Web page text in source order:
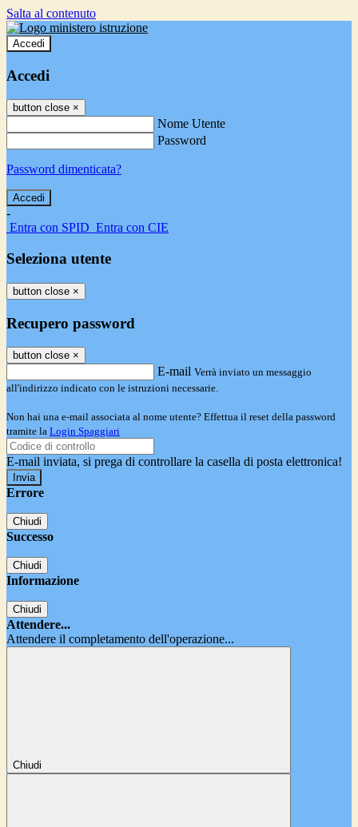
Salta al contenuto
Accedi
Accedi
button close ×
Nome Utente
Password
Password dimenticata?
-
Entra con SPID Entra con CIE
Seleziona utente
button close ×
Recupero password
button close ×
E-mail Verrà inviato un messaggio
all'indirizzo indicato con le istruzioni necessarie.
Non hai una e-mail associata al nome utente? Effettua il reset della password
tramite la Login Spaggiari
E-mail inviata, si prega di controllare la casella di posta elettronica!
Errore
Chiudi
Successo
Chiudi
Informazione
Chiudi
Attendere...
Attendere il completamento dell'operazione...
Chiudi